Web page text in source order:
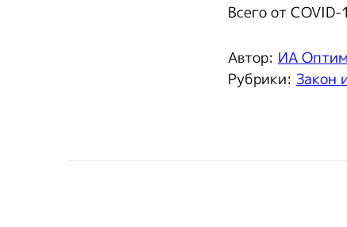
Всего от
Автор: ИА
Рубрики: Закон